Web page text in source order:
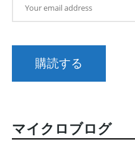
マイクロブログ